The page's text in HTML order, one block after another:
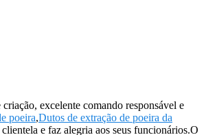
excelente comando responsável e
poeira,Dutos de extração de poeira da
e faz alegria aos seus funcionários.O